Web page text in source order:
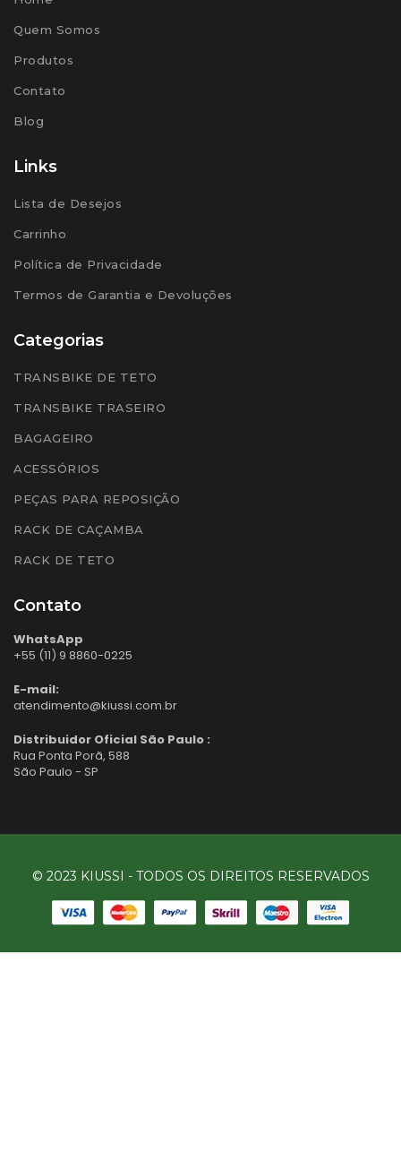
Quem Somos
Produtos
Contato
Blog
Links
Lista de Desejos
Carrinho
Política de Privacidade
Termos de Garantia e Devoluções
Categorias
TRANSBIKE DE TETO
TRANSBIKE TRASEIRO
BAGAGEIRO
ACESSÓRIOS
PEÇAS PARA REPOSIÇÃO
RACK DE CAÇAMBA
RACK DE TETO
Contato
WhatsApp
+55 (11) 9 8860-0225
E-mail:
atendimento@kiussi.com.br
Distribuidor Oficial São Paulo :
Rua Ponta Porã, 588
São Paulo - SP
© 2023 KIUSSI - TODOS OS DIREITOS RESERVADOS